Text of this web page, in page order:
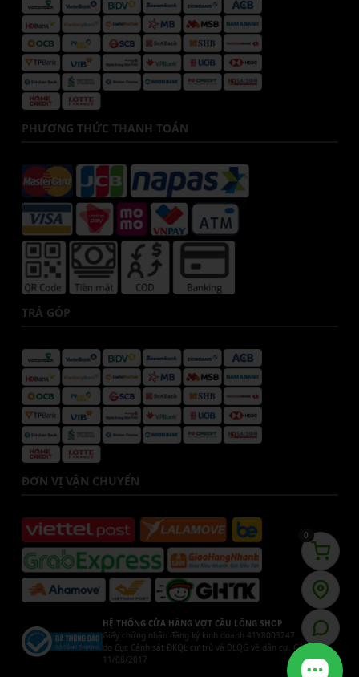
PHƯƠNG THỨC THANH TOÁN
TRẢ GÓP
ĐƠN VỊ VẬN CHUYỂN
HỆ THỐNG CỬA HÀNG VỢT CẦU LÔNG SHOP
Giấy chứng nhận đăng ký kinh doanh 41Y8003247
do Cục Cảnh sát ĐKQL cư trú và DLQG về dân cư. Cấp ngày
11/08/2017
0